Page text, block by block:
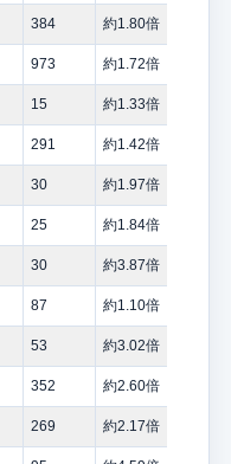
384 約1.80倍
973 約1.72倍
15 約1.33倍
291 約1.42倍
30 約1.97倍
25 約1.84倍
30 約3.87倍
87 約1.10倍
53 約3.02倍
352 約2.60倍
269 約2.17倍